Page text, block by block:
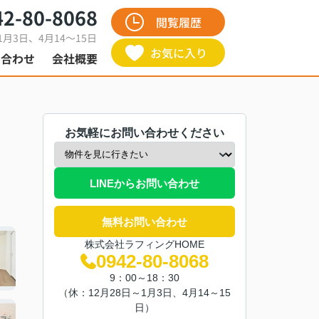
80-8068
3日、4月14～15日
わせ 会社概要
閲覧履歴
お気に入り
お気軽にお問い合わせください
LINEからお問い合わせ
無料お問い合わせ
株式会社ラフィングHOME
0942-80-8068
9：00～18：30
（休：12月28日～1月3日、4月14～15
日）